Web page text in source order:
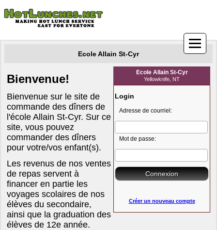
Ecole Allain St-Cyr
Bienvenue!
Bienvenue sur le site de
commande des dîners de
l'école Allain St-Cyr. Sur ce
site, vous pouvez
commander des dîners
pour votre/vos enfant(s).
Les revenus de nos ventes
de repas servent à
financer en partie les
voyages scolaires de nos
élèves du secondaire,
ainsi que la graduation des
élèves de 12e année.
Ecole Allain St-Cyr
Yellowknife, NT
Login
Adresse de courriel:
Mot de passe:
Créer un nouveau compte